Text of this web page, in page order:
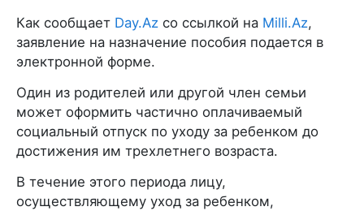
Как сообщает Day.Az со ссылкой на Milli.Az,
заявление на назначение пособия подается в
электронной форме.
Один из родителей или другой член семьи
может оформить частично оплачиваемый
социальный отпуск по уходу за ребенком до
достижения им трехлетнего возраста.
В течение этого периода лицу,
осуществляющему уход за ребенком,